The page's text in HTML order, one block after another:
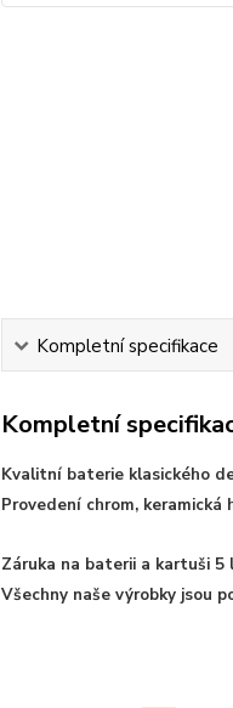
Kompletní specifikace
Kompletní
Kvalitní baterie klasického
Provedení chrom, keramická
Záruka na baterii a kartuši 5
Všechny naše výrobky jsou